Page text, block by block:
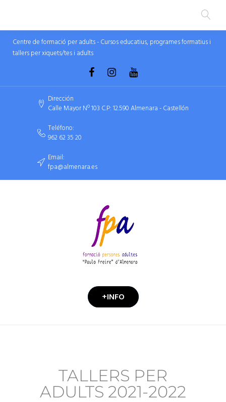
Centre de formació per adults - Cursos educatius, programes formatius i
tallers per xiquets/tes i adults
Dirección
Calle Mayor Nº 103 C.P: 12.590 Almenara - Castellón
Teléfono:
962 62 35 20
Email:
fpa@almenara.es
+INFO
TALLERS PER
ADULTS 2021-2022